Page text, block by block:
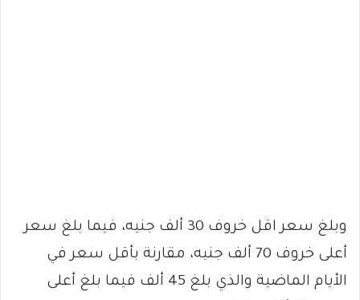
وبلغ سعر اقل خروف 30 ألف جنيه، فيما بلغ سعر
أعلى خروف 70 ألف جنيه، مقارنة بأقل سعر في
الأيام الماضية والذي بلغ 45 ألف فيما بلغ أعلى